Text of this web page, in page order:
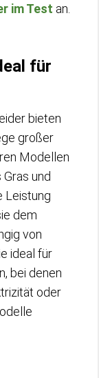
im Test an.
für
bieten
großer
Modellen
und
Leistung
dem
von
ideal für
bei denen
oder